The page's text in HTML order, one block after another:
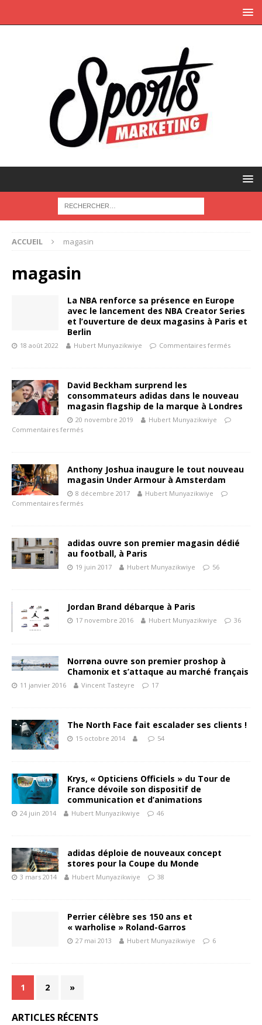
ACCUEIL magasin
magasin
La NBA renforce sa présence en Europe
avec le lancement des NBA Creator Series
et l’ouverture de deux magasins à Paris et
Berlin
18 août 2022 Hubert Munyazikwiye Commentaires fermés
David Beckham surprend les
consommateurs adidas dans le nouveau
magasin flagship de la marque à Londres
20 novembre 2019
Hubert Munyazikwiye
Commentaires fermés
Anthony Joshua inaugure le tout nouveau
magasin Under Armour à Amsterdam
8 décembre 2017
Hubert Munyazikwiye
Commentaires fermés
adidas ouvre son premier magasin dédié
au football, à Paris
19 juin 2017 Hubert Munyazikwiye 56
Jordan Brand débarque à Paris
17 novembre 2016 Hubert Munyazikwiye 36
Norrøna ouvre son premier proshop à
Chamonix et s’attaque au marché français
11 janvier 2016 Vincent Tasteyre 17
The North Face fait escalader ses clients !
15 octobre 2014 54
Krys, « Opticiens Officiels » du Tour de
France dévoile son dispositif de
communication et d’animations
24 juin 2014 Hubert Munyazikwiye 46
adidas déploie de nouveaux concept
stores pour la Coupe du Monde
3 mars 2014 Hubert Munyazikwiye 38
Perrier célèbre ses 150 ans et
« warholise » Roland-Garros
27 mai 2013 Hubert Munyazikwiye 6
1 2 »
ARTICLES RÉCENTS